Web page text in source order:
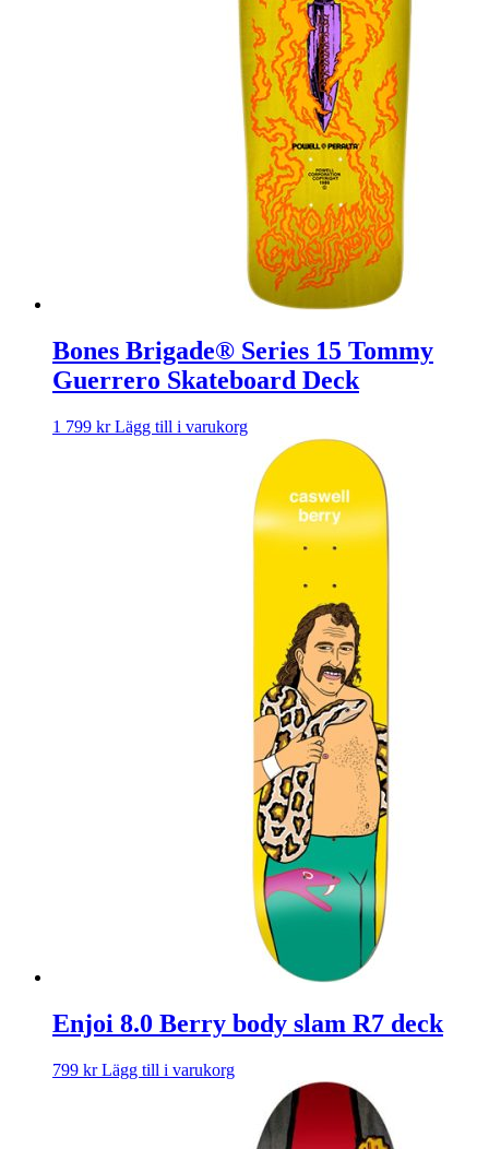
Bones Brigade® Series 15 Tommy
Guerrero Skateboard Deck
1 799 kr Lägg till i varukorg
Enjoi 8.0 Berry body slam R7 deck
799 kr Lägg till i varukorg